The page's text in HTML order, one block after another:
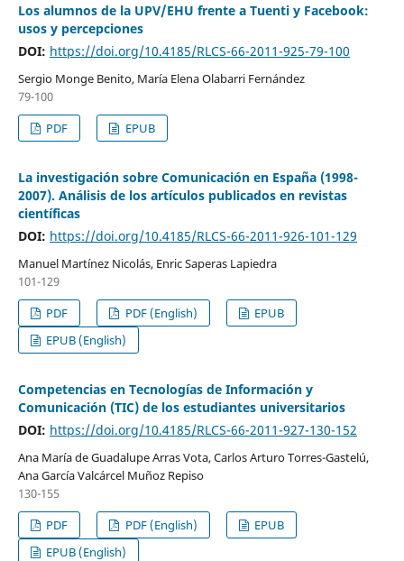
Los alumnos de la UPV/EHU frente a Tuenti y Facebook:
usos y percepciones
DOI: https://doi.org/10.4185/RLCS-66-2011-925-79-100
Sergio Monge Benito, María Elena Olabarri Fernández
79-100
PDF
EPUB
La investigación sobre Comunicación en España (1998-
2007). Análisis de los artículos publicados en revistas
científicas
DOI: https://doi.org/10.4185/RLCS-66-2011-926-101-129
Manuel Martínez Nicolás, Enric Saperas Lapiedra
101-129
PDF
PDF (English)
EPUB
EPUB (English)
Competencias en Tecnologías de Información y
Comunicación (TIC) de los estudiantes universitarios
DOI: https://doi.org/10.4185/RLCS-66-2011-927-130-152
Ana María de Guadalupe Arras Vota, Carlos Arturo Torres-Gastelú,
Ana García Valcárcel Muñoz Repiso
130-155
PDF
PDF (English)
EPUB
EPUB (English)